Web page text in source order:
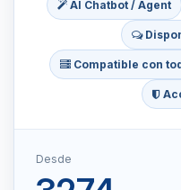
AI Chatbot / Agent
Compatible con
Desde